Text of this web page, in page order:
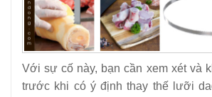
Với sự cố này, bạn cần xem xét và
trước khi có ý định thay thế lưỡi